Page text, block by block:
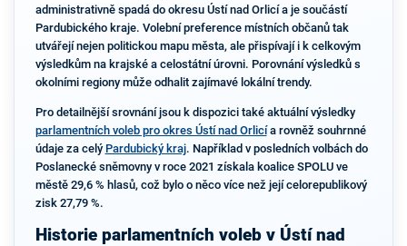
administrativně spadá do okresu Ústí nad Orlicí a je součástí
Pardubického kraje. Volební preference místních občanů tak
utvářejí nejen politickou mapu města, ale přispívají i k celkovým
výsledkům na krajské a celostátní úrovni. Porovnání výsledků s
okolními regiony může odhalit zajímavé lokální trendy.
Pro detailnější srovnání jsou k dispozici také aktuální výsledky
parlamentních voleb pro okres Ústí nad Orlicía rovněž souhrnné
údaje za celý Pardubický kraj. Například v posledních volbách do
Poslanecké sněmovny v roce 2021 získala koalice SPOLU ve
městě 29,6 % hlasů, což bylo o něco více než její celorepublikový
zisk 27,79 %.
Historie parlamentních voleb v Ústí nad